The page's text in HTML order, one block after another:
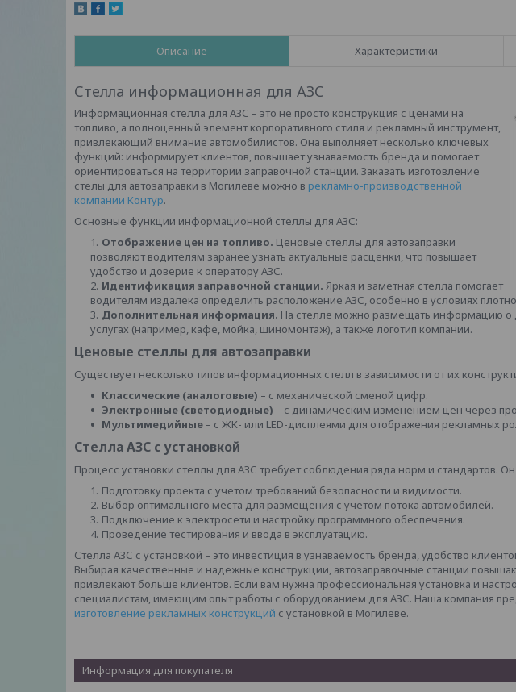
Описание Характеристики
Стелла информационная для АЗС
Информационная стелла для АЗС – это не просто конструкция с ценами на
топливо, а полноценный элемент корпоративного стиля и рекламный инструмент,
привлекающий внимание автомобилистов. Она выполняет несколько ключевых
функций: информирует клиентов, повышает узнаваемость бренда и помогает
ориентироваться на территории заправочной станции. Заказать изготовление
стелы для автозаправки в Могилеве можно в рекламно-производственной
компании Контур.
Основные функции информационной стеллы для АЗС:
Отображение цен на топливо. Ценовые стеллы для автозаправки
позволяют водителям заранее узнать актуальные расценки, что повышает
удобство и доверие к оператору АЗС.
Идентификация заправочной станции. Яркая и заметная стелла помогает
водителям издалека определить расположение АЗС, особенно в условиях
Дополнительная информация. На стелле можно размещать информацию о
услугах (например, кафе, мойка, шиномонтаж), а также логотип компании.
Ценовые стеллы для автозаправки
Существует несколько типов информационных стелл в зависимости от их
Классические (аналоговые) – с механической сменой цифр.
Электронные (светодиодные) – с динамическим изменением цен через
Мультимедийные – с ЖК- или LED-дисплеями для отображения рекламных
Стелла АЗС с установкой
Процесс установки стеллы для АЗС требует соблюдения ряда норм и стандартов.
Подготовку проекта с учетом требований безопасности и видимости.
Выбор оптимального места для размещения с учетом потока автомобилей.
Подключение к электросети и настройку программного обеспечения.
Проведение тестирования и ввода в эксплуатацию.
Стелла АЗС с установкой – это инвестиция в узнаваемость бренда, удобство
Выбирая качественные и надежные конструкции, автозаправочные станции
привлекают больше клиентов. Если вам нужна профессиональная установка и
специалистам, имеющим опыт работы с оборудованием для АЗС. Наша компания
изготовление рекламных конструкций с установкой в Могилеве.
Информация для покупателя